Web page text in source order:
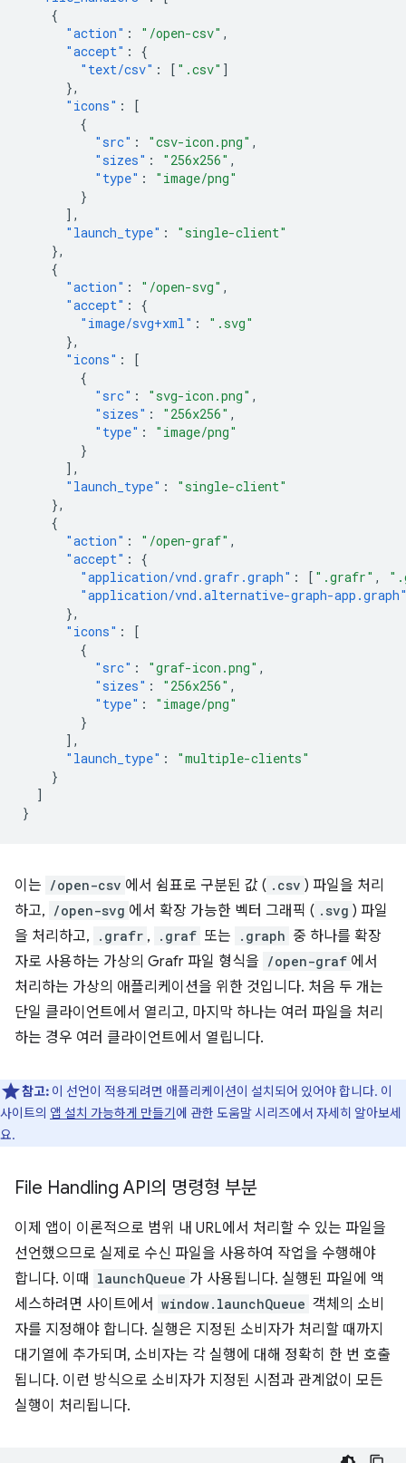
{
"action" : "/open-csv" ,
"accept" :
{
"text/csv" : [ ".csv" ]
},
"icons" :
[
{
"src" : "csv-icon.png" ,
"sizes" : "256x256" ,
"type" :
"image/png"
}
],
"launch_type" :
"single-client"
},
{
"action" : "/open-svg" ,
"accept" :
{
"image/svg+xml" :
".svg"
},
"icons" :
[
{
"src" : "svg-icon.png" ,
"sizes" : "256x256" ,
"type" :
"image/png"
}
],
"launch_type" :
"single-client"
},
{
"action" : "/open-graf" ,
"accept" :
{
"application/vnd.grafr.graph" : [ ".grafr" ,
"application/vnd.alternative-graph-
},
"icons" :
[
{
"src" : "graf-icon.png" ,
"sizes" : "256x256" ,
"type" :
"image/png"
}
],
"launch_type" :
"multiple-clients"
}
]
}
이는 /open-csv 에서 쉼표로 구분된 값 ( .csv ) 파일을 처리
하고, /open-svg 에서 확장 가능한 벡터 그래픽 ( .svg ) 파일
을 처리하고,
.grafr , .graf 또는 .graph 중 하나를 확장
자로 사용하는 가상의 Grafr 파일 형식을 /open-graf 에서
처리하는 가상의 애플리케이션을 위한 것입니다. 처음 두 개는
단일 클라이언트에서 열리고, 마지막 하나는 여러 파일을 처리
하는 경우 여러 클라이언트에서 열립니다.
참고: 이 선언이 적용되려면 애플리케이션이 설치되어 있어야 합니다. 이
사이트의 앱 설치 가능하게 만들기에 관한 도움말 시리즈에서 자세히 알아보세
요.
File Handling API의 명령형 부분
이제 앱이 이론적으로 범위 내 URL에서 처리할 수 있는 파일을
선언했으므로 실제로 수신 파일을 사용하여 작업을 수행해야
합니다. 이때
launchQueue 가 사용됩니다. 실행된 파일에 액
세스하려면 사이트에서 window.launchQueue 객체의 소비
자를 지정해야 합니다. 실행은 지정된 소비자가 처리할 때까지
대기열에 추가되며, 소비자는 각 실행에 대해 정확히 한 번 호출
됩니다. 이런 방식으로 소비자가 지정된 시점과 관계없이 모든
실행이 처리됩니다.